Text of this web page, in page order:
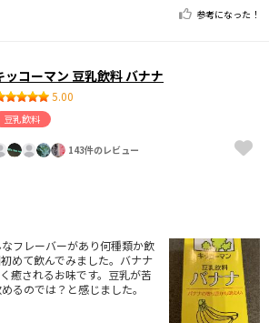
参考になった！
ッコーマン 豆乳飲料 バナナ
5.00
豆乳飲料
143件のレビュー
フレーバーがあり何種類か飲
めて飲んでみました。バナナ
癒されるお味です。豆乳が苦
るのでは？と感じました。